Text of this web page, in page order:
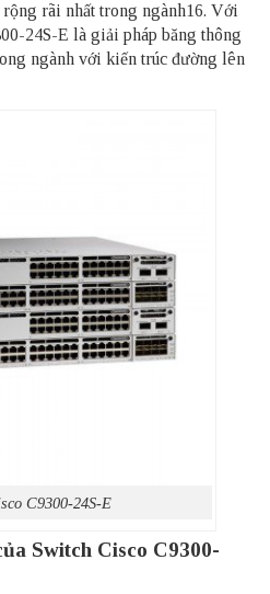
rãi nhất trong ngành16. Với
24S-E là giải pháp băng thông
ngành với kiến trúc đường lên
C9300-24S-E
Switch Cisco C9300-